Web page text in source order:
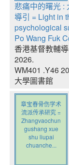
悲痛中的曙光 :
導引 = Light in
psychological
Po Wang Fuk
香港基督教輔
2026.
WM401 .Y46
大學圖書館
章宝春骨伤学术
流派传承研究 =
Zhangvaochun
gushang xue
shu liupai
chuanche...